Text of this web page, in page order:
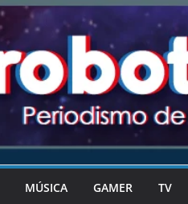
MÚSICA GAMER TV